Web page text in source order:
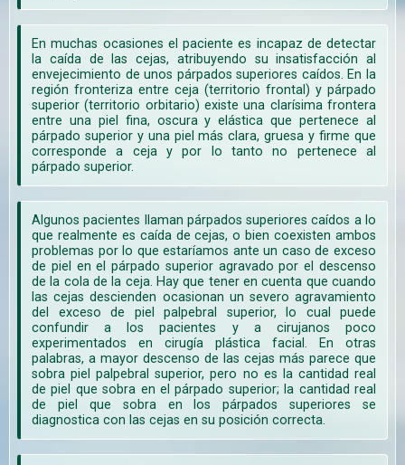
En muchas ocasiones el paciente es incapaz de detectar
la caída de las cejas, atribuyendo su insatisfacción al
envejecimiento de unos párpados superiores caídos. En la
región fronteriza entre ceja (territorio frontal) y párpado
superior (territorio orbitario) existe una clarísima frontera
entre una piel fina, oscura y elástica que pertenece al
párpado superior y una piel más clara, gruesa y firme que
corresponde a ceja y por lo tanto no pertenece al
párpado superior.
Algunos pacientes llaman párpados superiores caídos a lo
que realmente es caída de cejas, o bien coexisten ambos
problemas por lo que estaríamos ante un caso de exceso
de piel en el párpado superior agravado por el descenso
de la cola de la ceja. Hay que tener en cuenta que cuando
las cejas descienden ocasionan un severo agravamiento
del exceso de piel palpebral superior, lo cual puede
confundir a los pacientes y a cirujanos poco
experimentados en cirugía plástica facial. En otras
palabras, a mayor descenso de las cejas más parece que
sobra piel palpebral superior, pero no es la cantidad real
de piel que sobra en el párpado superior; la cantidad real
de piel que sobra en los párpados superiores se
diagnostica con las cejas en su posición correcta.